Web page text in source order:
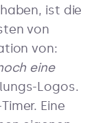
ist die
von
von:
eine
Logos.
Eine